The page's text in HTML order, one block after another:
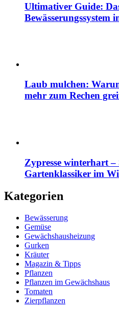
Ultimativer Guide:
Bewässerungssystem
Laub mulchen:
mehr zum Rechen
Zypresse winterhart –
Gartenklassiker im
Kategorien
Bewässerung
Gemüse
Gewächshausheizung
Gurken
Kräuter
Magazin & Tipps
Pflanzen
Pflanzen im Gewächshaus
Tomaten
Zierpflanzen